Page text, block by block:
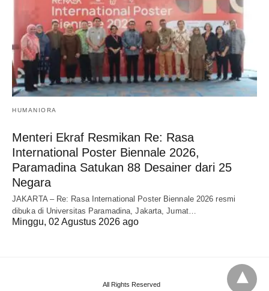
HUMANIORA
Menteri Ekraf Resmikan Re: Rasa
International Poster Biennale 2026,
Paramadina Satukan 88 Desainer dari 25
Negara
JAKARTA – Re: Rasa International Poster Biennale 2026 resmi
dibuka di Universitas Paramadina, Jakarta, Jumat…
Minggu, 02 Agustus 2026 ago
All Rights Reserved